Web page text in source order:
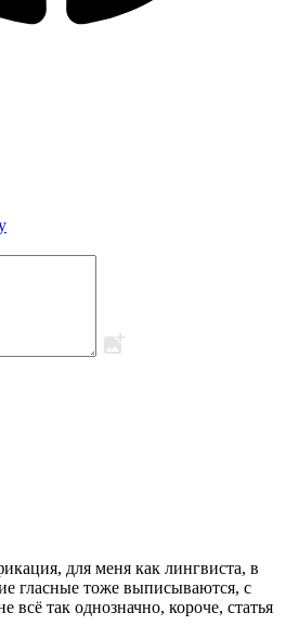
для меня как лингвиста, в
гласные тоже выписываются, с
всё так однозначно, короче, статья